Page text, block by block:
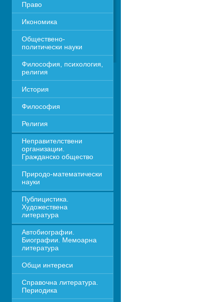
Право
Икономика
Обществено-
политически науки
Философия, психология,
религия
История
Философия
Религия
Неправителствени
организации.
Гражданско общество
Природо-математически
науки
Публицистика.
Художествена
литература
Автобиографии.
Биографии. Мемоарна
литература
Общи интереси
Справочна литература.
Периодика